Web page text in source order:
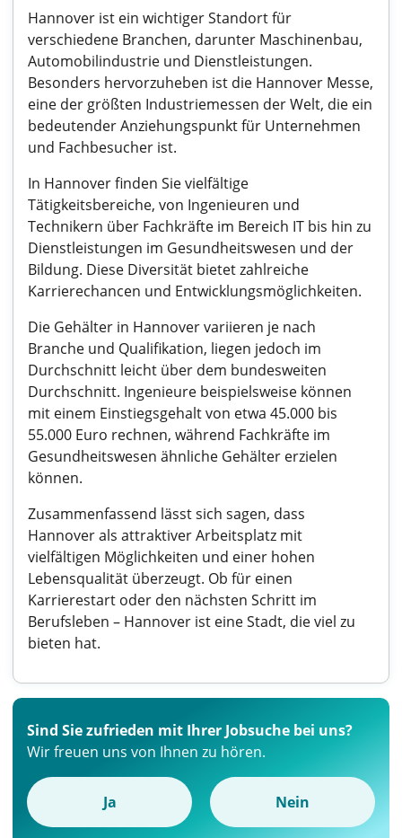
Hannover ist ein wichtiger Standort für
verschiedene Branchen, darunter Maschinenbau,
Automobilindustrie und Dienstleistungen.
Besonders hervorzuheben ist die Hannover Messe,
eine der größten Industriemessen der Welt, die ein
bedeutender Anziehungspunkt für Unternehmen
und Fachbesucher ist.
In Hannover finden Sie vielfältige
Tätigkeitsbereiche, von Ingenieuren und
Technikern über Fachkräfte im Bereich IT bis hin zu
Dienstleistungen im Gesundheitswesen und der
Bildung. Diese Diversität bietet zahlreiche
Karrierechancen und Entwicklungsmöglichkeiten.
Die Gehälter in Hannover variieren je nach
Branche und Qualifikation, liegen jedoch im
Durchschnitt leicht über dem bundesweiten
Durchschnitt. Ingenieure beispielsweise können
mit einem Einstiegsgehalt von etwa 45.000 bis
55.000 Euro rechnen, während Fachkräfte im
Gesundheitswesen ähnliche Gehälter erzielen
können.
Zusammenfassend lässt sich sagen, dass
Hannover als attraktiver Arbeitsplatz mit
vielfältigen Möglichkeiten und einer hohen
Lebensqualität überzeugt. Ob für einen
Karrierestart oder den nächsten Schritt im
Berufsleben – Hannover ist eine Stadt, die viel zu
bieten hat.
Sind Sie zufrieden mit Ihrer Jobsuche bei uns?
Wir freuen uns von Ihnen zu hören.
Ja Nein